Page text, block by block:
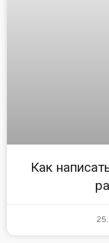
Как